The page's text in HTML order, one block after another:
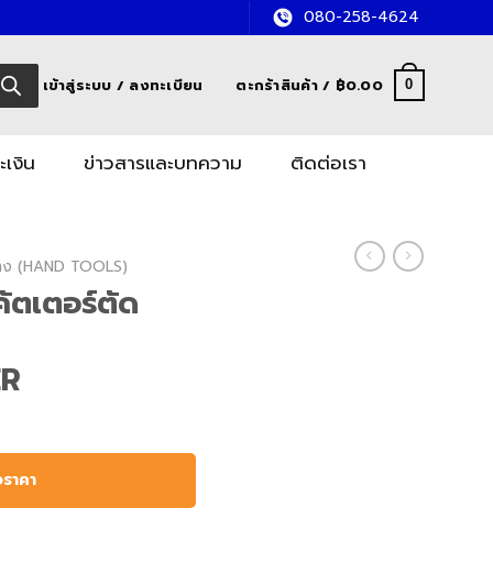
080-258-4624
เข้าสู่ระบบ / ลงทะเบียน ตะกร้าสินค้า / ฿0.00 0
เงิน ข่าวสารและบทความ ติดต่อเรา
(HAND TOOLS)
ตเตอร์ตัด
าคา